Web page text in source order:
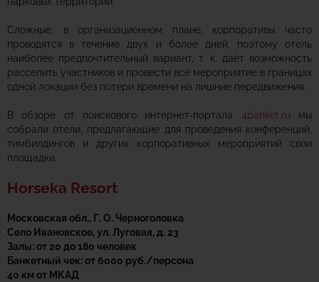
Сложные, в организационном плане, корпоративы часто
проводятся в течение двух и более дней, поэтому отель
наиболее предпочтительный вариант, т. к. даёт возможность
расселить участников и провести всё мероприятие в границах
одной локации без потери времени на лишние передвижения.
В обзоре от поискового интернет-портала 4banket.ru мы
собрали отели, предлагающие для проведения конференций,
тимбилдингов и других корпоративных мероприятий свои
площадки.
Horseka Resort
Московская обл., Г. О. Черноголовка
Село Ивановское, ул. Луговая, д. 23
Залы: от 20 до 180 человек
Банкетный чек: от 6000 руб./персона
40 км от МКАД